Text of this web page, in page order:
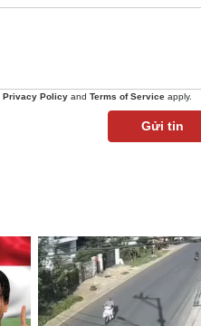
Privacy Policy and Terms of Service apply.
Gửi tin